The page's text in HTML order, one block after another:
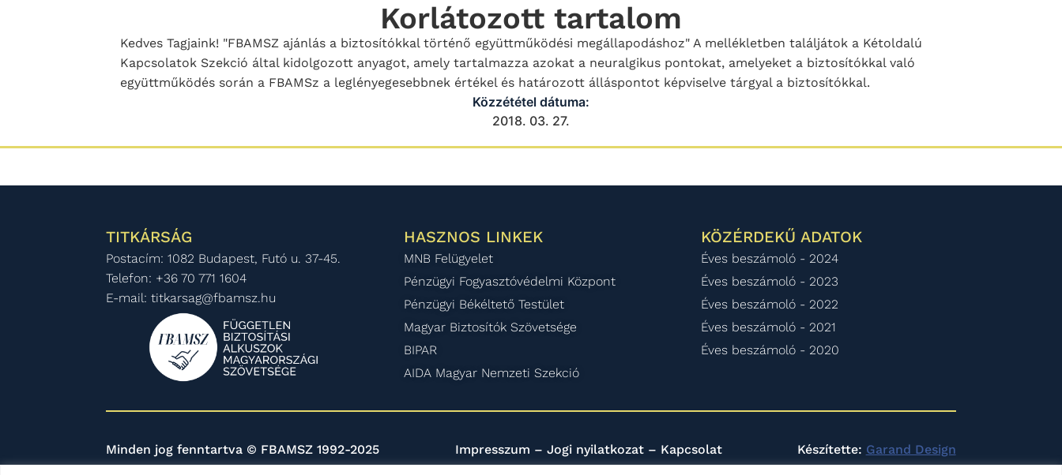
Korlátozott tartalom
Kedves Tagjaink! "FBAMSZ ajánlás a biztosítókkal történő együttműködési megállapodáshoz" A mellékletben találjátok a Kétoldalú
Kapcsolatok Szekció által kidolgozott anyagot, amely tartalmazza azokat a neuralgikus pontokat, amelyeket a biztosítókkal való
együttműködés során a FBAMSz a leglényegesebbnek értékel és határozott álláspontot képviselve tárgyal a biztosítókkal.
Közzététel dátuma:
2018. 03. 27.
TITKÁRSÁG
Postacím: 1082 Budapest, Futó u. 37-45.
Telefon: +36 70 771 1604
E-mail: titkarsag@fbamsz.hu
HASZNOS LINKEK
MNB Felügyelet
Pénzügyi Fogyasztóvédelmi Központ
Pénzügyi Békéltető Testület
Magyar Biztosítók Szövetsége
BIPAR
AIDA Magyar Nemzeti Szekció
KÖZÉRDEKŰ ADATOK
Éves beszámoló - 2024
Éves beszámoló - 2023
Éves beszámoló - 2022
Éves beszámoló - 2021
Éves beszámoló - 2020
Minden jog fenntartva © FBAMSZ 1992-2025 Impresszum – Jogi nyilatkozat– Kapcsolat Készítette: Garand Design